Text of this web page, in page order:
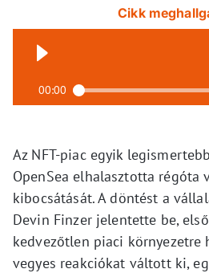
Cikk
00:00
Az NFT-piac egyik
OpenSea elhalasztotta régóta
kibocsátását. A döntést a
Devin Finzer jelentette be,
kedvezőtlen piaci környezetre
vegyes reakciókat váltott ki,